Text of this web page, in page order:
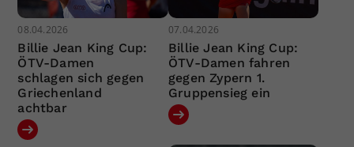
08.04.2026
Billie Jean King Cup:
ÖTV-Damen
schlagen sich gegen
Griechenland
achtbar
07.04.2026
Billie Jean King Cup:
ÖTV-Damen fahren
gegen Zypern 1.
Gruppensieg ein